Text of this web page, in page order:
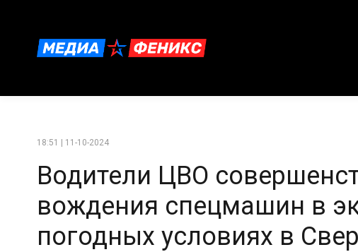
18:51 | 11-10-2024
Водители ЦВО
вождения спецмашин в
погодных условиях в